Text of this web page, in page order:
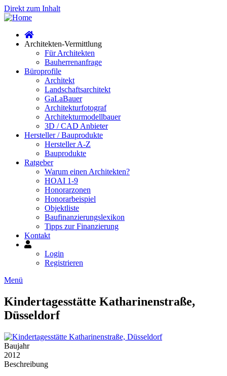
Direkt zum Inhalt
Architekten-Vermittlung
Für Architekten
Bauherrenanfrage
Büroprofile
Architekt
Landschaftsarchitekt
GaLaBauer
Architekturfotograf
Architekturmodellbauer
3D / CAD Anbieter
Hersteller / Bauprodukte
Hersteller A-Z
Bauprodukte
Ratgeber
Warum einen Architekten?
HOAI 1-9
Honorarzonen
Honorarbeispiel
Objektliste
Baufinanzierungslexikon
Tipps zur Finanzierung
Kontakt
Mein
KontoLogin
Registrieren
Menü
Kindertagesstätte Katharinenstraße,
Düsseldorf
Baujahr
2012
Beschreibung